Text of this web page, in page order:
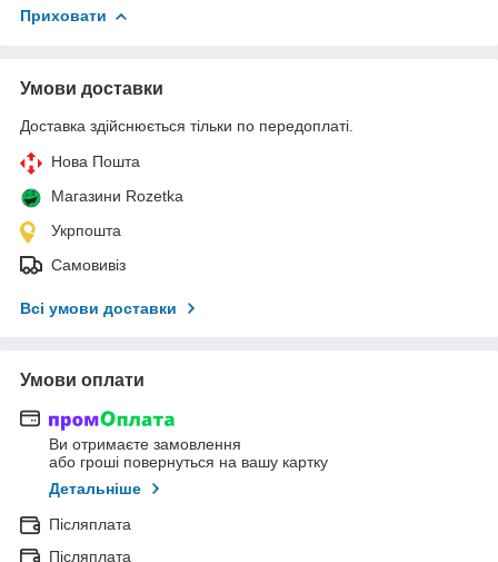
Приховати
Умови доставки
Доставка здійснюється тільки по передоплаті.
Нова Пошта
Магазини Rozetka
Укрпошта
Самовивіз
Всі умови доставки
Умови оплати
Ви отримаєте замовлення
або гроші повернуться на вашу картку
Детальніше
Післяплата
Післяплата